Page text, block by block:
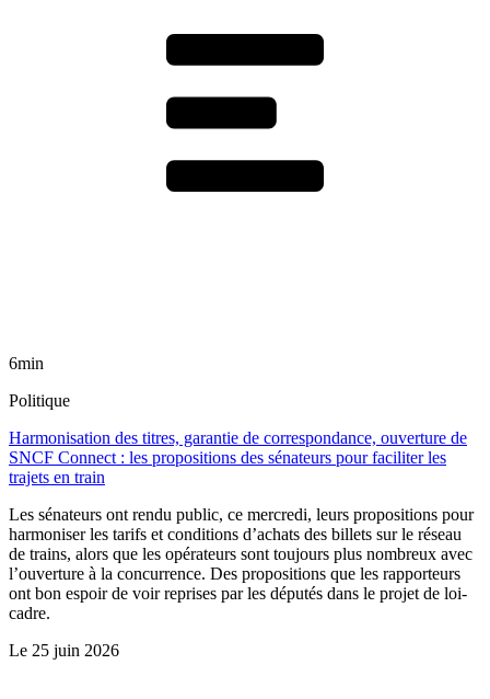
6min
Politique
Harmonisation des titres, garantie de correspondance, ouverture de
SNCF Connect : les propositions des sénateurs pour faciliter les
trajets en train
Les sénateurs ont rendu public, ce mercredi, leurs propositions pour
harmoniser les tarifs et conditions d’achats des billets sur le réseau
de trains, alors que les opérateurs sont toujours plus nombreux avec
l’ouverture à la concurrence. Des propositions que les rapporteurs
ont bon espoir de voir reprises par les députés dans le projet de loi-
cadre.
Le 25 juin 2026